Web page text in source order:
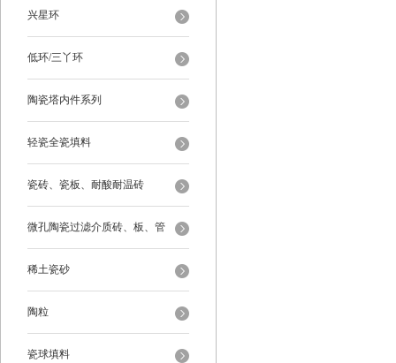
兴星环
低环/三丫环
陶瓷塔内件系列
轻瓷全瓷填料
瓷砖、瓷板、耐酸耐温砖
微孔陶瓷过滤介质砖、板、管
稀土瓷砂
陶粒
瓷球填料